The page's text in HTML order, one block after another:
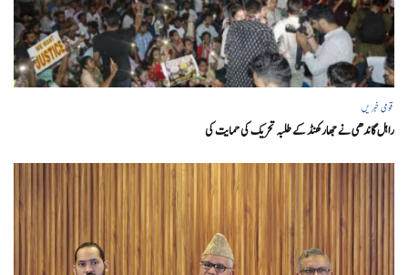
قومی خبریں
راہل گاندھی نے جھارکھنڈ کے طلبہ تحریک کی حمایت کی